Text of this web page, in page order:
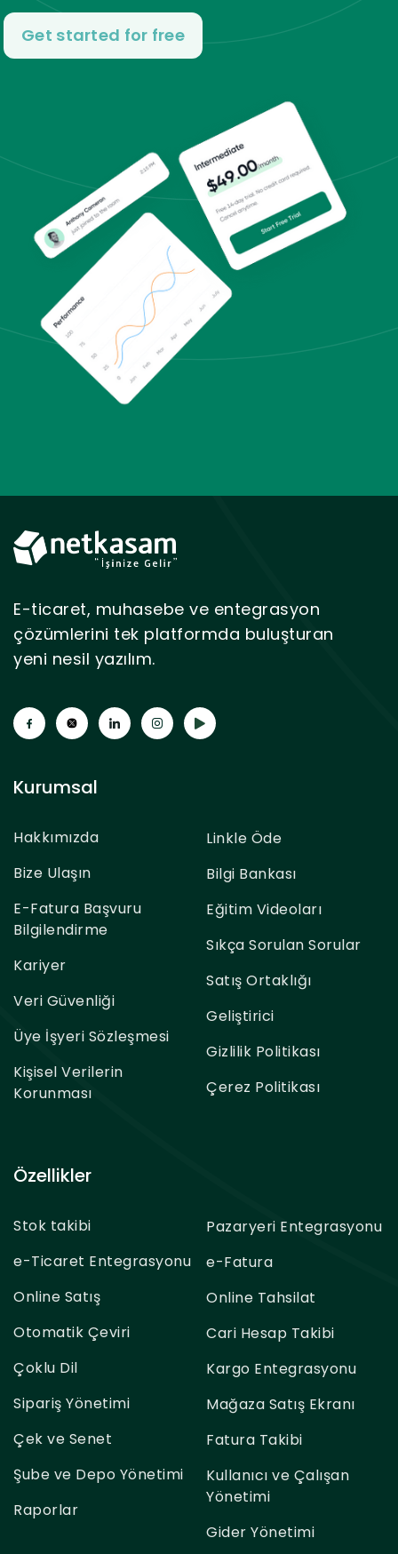
Get started for free
E-ticaret, muhasebe ve entegrasyon
çözümlerini tek platformda buluşturan
yeni nesil yazılım.
Kurumsal
Hakkımızda
Bize Ulaşın
E-Fatura Başvuru
Bilgilendirme
Kariyer
Veri Güvenliği
Üye İşyeri Sözleşmesi
Kişisel Verilerin
Korunması
Linkle Öde
Bilgi Bankası
Eğitim Videoları
Sıkça Sorulan Sorular
Satış Ortaklığı
Geliştirici
Gizlilik Politikası
Çerez Politikası
Özellikler
Stok takibi
e-Ticaret Entegrasyonu
Online Satış
Otomatik Çeviri
Çoklu Dil
Sipariş Yönetimi
Çek ve Senet
Şube ve Depo Yönetimi
Raporlar
Pazaryeri Entegrasyonu
e-Fatura
Online Tahsilat
Cari Hesap Takibi
Kargo Entegrasyonu
Mağaza Satış Ekranı
Fatura Takibi
Kullanıcı ve Çalışan
Yönetimi
Gider Yönetimi